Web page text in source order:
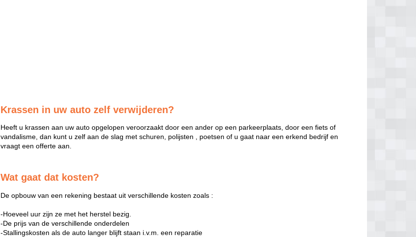
Krassen in uw auto zelf verwijderen?
Heeft u krassen aan uw auto opgelopen veroorzaakt door een ander op een parkeerplaats, door een fiets of
vandalisme, dan kunt u zelf aan de slag met schuren, polijsten , poetsen of u gaat naar een erkend bedrijf en
vraagt een offerte aan.
Wat gaat dat kosten?
De opbouw van een rekening bestaat uit verschillende kosten zoals :
-Hoeveel uur zijn ze met het herstel bezig.
-De prijs van de verschillende onderdelen
-Stallingskosten als de auto langer blijft staan i.v.m. een reparatie